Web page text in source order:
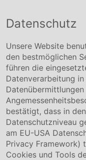
Über uns
Karriere
Service
Datenschutz
Unsere Website
den bestmöglichen
führen die
Datenverarbeitung in
bestätigt, dass in
Datenschutzniveau
am EU-USA
Privacy Framework)
Cookies und Tools